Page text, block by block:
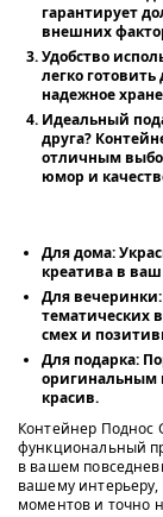
гарантирует
внешних
Удобство
легко
надежное
Идеальный
друга?
отличным
юмор и
Для дома:
креатива в
Для вечеринки:
тематических
смех и
Для подарка:
оригинальным
красив.
Контейнер Поднос
функциональный
в вашем
вашему
моментов и точно